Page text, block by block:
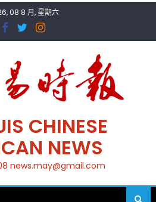
08 8 月, 星期六
CHINESE
NEWS
news.may@gmail.com